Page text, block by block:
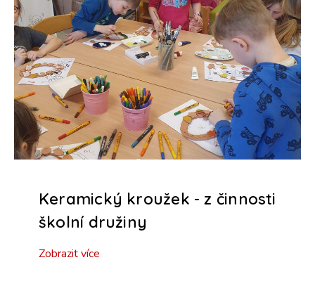
Keramický kroužek - z činnosti
školní družiny
Zobrazit více